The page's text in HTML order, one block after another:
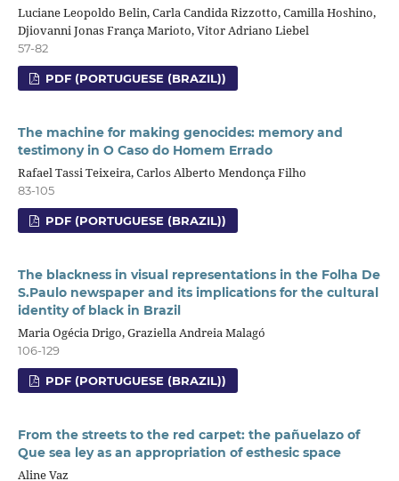
Luciane Leopoldo Belin, Carla Candida Rizzotto, Camilla Hoshino,
Djiovanni Jonas França Marioto, Vitor Adriano Liebel
57-82
PDF (PORTUGUESE (BRAZIL))
The machine for making genocides: memory and
testimony in O Caso do Homem Errado
Rafael Tassi Teixeira, Carlos Alberto Mendonça Filho
83-105
PDF (PORTUGUESE (BRAZIL))
The blackness in visual representations in the Folha De
S.Paulo newspaper and its implications for the cultural
identity of black in Brazil
Maria Ogécia Drigo, Graziella Andreia Malagó
106-129
PDF (PORTUGUESE (BRAZIL))
From the streets to the red carpet: the pañuelazo of
Que sea ley as an appropriation of esthesic space
Aline Vaz